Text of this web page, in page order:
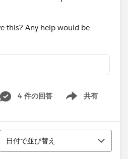
this? Any help would be
4 件の回答 共有
Show menu
並び替え
日付で並び替え